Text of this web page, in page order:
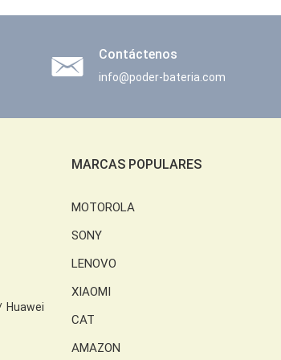
Contáctenos
info@poder-bateria.com
Huawei
MARCAS POPULARES
MOTOROLA
SONY
LENOVO
XIAOMI
CAT
AMAZON